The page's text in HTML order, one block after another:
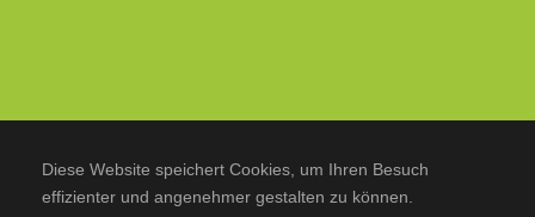
Diese Website speichert Cookies, um Ihren Besuch
effizienter und angenehmer gestalten zu können.